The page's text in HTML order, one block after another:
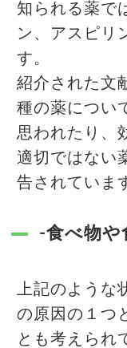
知られる薬で
ン、アスピリ
す。
紹介された文
種の薬につい
思われたり、
適切ではない
告されていま
-食べ物や
上記のよう
の原因の１つ
とも考えられ